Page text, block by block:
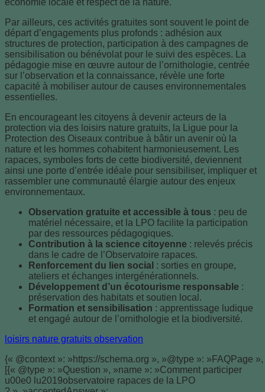
économie locale et respect de la nature.
Par ailleurs, ces activités gratuites sont souvent le point de
départ d’engagements plus profonds : adhésion aux
structures de protection, participation à des campagnes de
sensibilisation ou bénévolat pour le suivi des espèces. La
pédagogie mise en œuvre autour de l’ornithologie, centrée
sur l’observation et la connaissance, révèle une forte
capacité à mobiliser autour de causes environnementales
essentielles.
En encourageant les citoyens à devenir acteurs de la
protection via des loisirs nature gratuits, la Ligue pour la
Protection des Oiseaux contribue à bâtir un avenir où la
nature et les hommes cohabitent harmonieusement. Les
rapaces, symboles forts de cette biodiversité, deviennent
ainsi une porte d’entrée idéale pour sensibiliser, impliquer et
rassembler une communauté élargie autour des enjeux
environnementaux.
Observation gratuite et accessible à tous : peu de
matériel nécessaire, et la LPO facilite la participation
par des ressources pédagogiques.
Contribution à la science citoyenne : relevés précis
dans le cadre de l’Observatoire rapaces.
Renforcement du lien social : sorties en groupe,
ateliers et échanges intergénérationnels.
Développement d’un écotourisme responsable :
préservation des habitats et soutien local.
Formation et sensibilisation : apprentissage ludique
et engagé autour de l’ornithologie et la biodiversité.
loisirs nature gratuits observation
{« @context »: »https://schema.org », »@type »: »FAQPage
[{« @type »: »Question », »name »: »Comment participer
u00e0 lu2019observatoire rapaces de la LPO